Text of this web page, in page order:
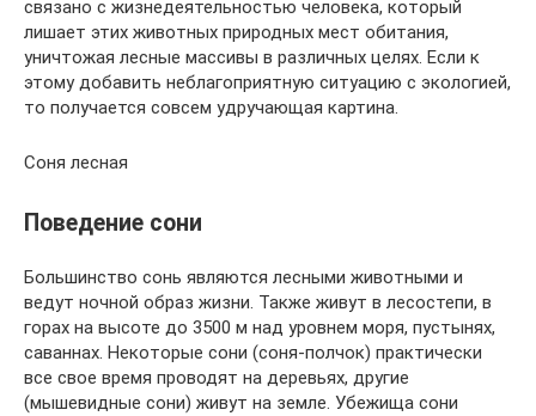
связано с жизнедеятельностью человека, который
лишает этих животных природных мест обитания,
уничтожая лесные массивы в различных целях. Если к
этому добавить неблагоприятную ситуацию с экологией,
то получается совсем удручающая картина.
Соня лесная
Поведение сони
Большинство сонь являются лесными животными и
ведут ночной образ жизни. Также живут в лесостепи, в
горах на высоте до 3500 м над уровнем моря, пустынях,
саваннах. Некоторые сони (соня-полчок) практически
все свое время проводят на деревьях, другие
(мышевидные сони) живут на земле. Убежища сони